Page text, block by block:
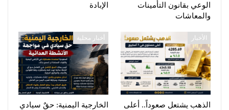
الوعي بقانون التأمينات
والمعاشات
الإبادة
الأخبار
الذهب يشتعل صعوداً.. أعلى
أخبار محلية
الخارجية اليمنية: حقٌ سيادي